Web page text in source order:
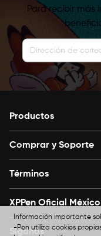
Para recibir más
Productos
Comprar y Soporte
Términos
XPPen Oficial México
Síganos
Información importante
-Pen utiliza cookies